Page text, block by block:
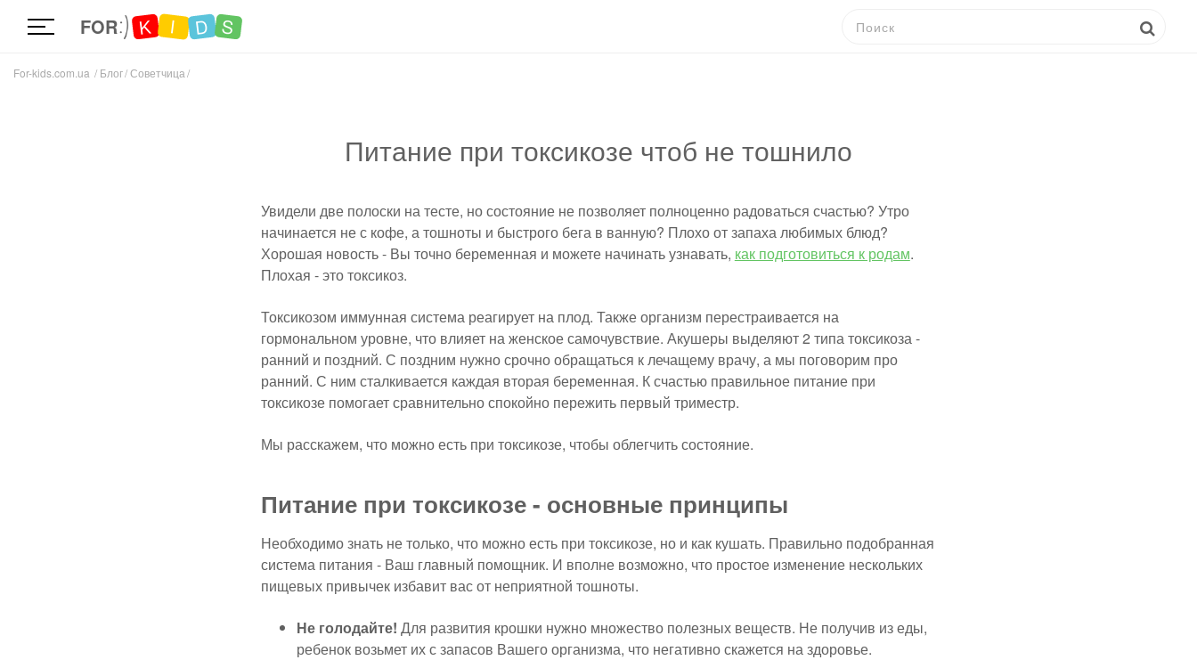
FOR K I D S
For-kids.com.ua Блог Советчица
Питание при токсикозе чтоб не тошнило
Увидели две полоски на тесте, но состояние не позволяет полноценно радоваться счастью? Утро
начинается не с кофе, а тошноты и быстрого бега в ванную? Плохо от запаха любимых блюд?
Хорошая новость - Вы точно беременная и можете начинать узнавать, как подготовиться к родам.
Плохая - это токсикоз.
Токсикозом иммунная система реагирует на плод. Также организм перестраивается на
гормональном уровне, что влияет на женское самочувствие. Акушеры выделяют 2 типа токсикоза -
ранний и поздний. С поздним нужно срочно обращаться к лечащему врачу, а мы поговорим про
ранний. С ним сталкивается каждая вторая беременная. К счастью правильное питание при
токсикозе помогает сравнительно спокойно пережить первый триместр.
Мы расскажем, что можно есть при токсикозе, чтобы облегчить состояние.
Питание при токсикозе - основные принципы
Необходимо знать не только, что можно есть при токсикозе, но и как кушать. Правильно подобранная
система питания - Ваш главный помощник. И вполне возможно, что простое изменение нескольких
пищевых привычек избавит вас от неприятной тошноты.
Не голодайте! Для развития крошки нужно множество полезных веществ. Не получив из еды,
ребенок возьмет их с запасов Вашего организма, что негативно скажется на здоровье.